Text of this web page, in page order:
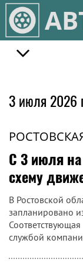
3 июля 2026
С 3 июля
схему
В Ростовской
запланировано
службой